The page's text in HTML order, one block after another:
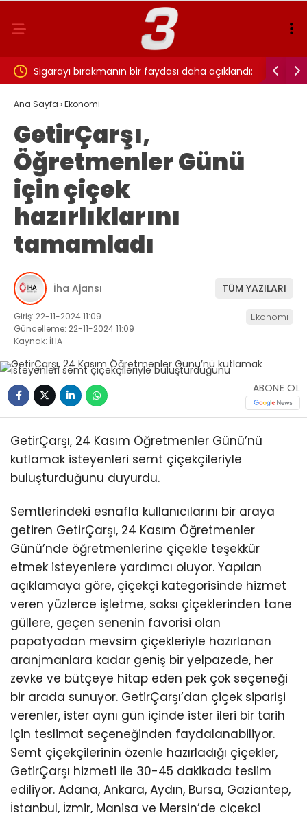
Sigarayı bırakmanın bir faydası daha açıklandı:
Beyin sağlığı için 7 yıl detayı dikkat çekti
Ana Sayfa ›Ekonomi
GetirÇarşı,
Öğretmenler Günü
için çiçek
hazırlıklarını
tamamladı
İha Ajansı TÜM YAZILARI
Giriş: 22-11-2024 11:09
Güncelleme: 22-11-2024 11:09
Kaynak: İHA
Ekonomi
ABONE OL
GetirÇarşı, 24 Kasım Öğretmenler Günü’nü
kutlamak isteyenleri semt çiçekçileriyle
buluşturduğunu duyurdu.
Semtlerindeki esnafla kullanıcılarını bir araya
getiren GetirÇarşı, 24 Kasım Öğretmenler
Günü’nde öğretmenlerine çiçekle teşekkür
etmek isteyenlere yardımcı oluyor. Yapılan
açıklamaya göre, çiçekçi kategorisinde hizmet
veren yüzlerce işletme, saksı çiçeklerinden tane
güllere, geçen senenin favorisi olan
papatyadan mevsim çiçekleriyle hazırlanan
aranjmanlara kadar geniş bir yelpazede, her
zevke ve bütçeye hitap eden pek çok seçeneği
bir arada sunuyor. GetirÇarşı’dan çiçek siparişi
verenler, ister aynı gün içinde ister ileri bir tarih
için teslimat seçeneğinden faydalanabiliyor.
Semt çiçekçilerinin özenle hazırladığı çiçekler,
GetirÇarşı hizmeti ile 30-45 dakikada teslim
ediliyor. Adana, Ankara, Aydın, Bursa, Gaziantep,
İstanbul, İzmir, Manisa ve Mersin’de çiçekçi